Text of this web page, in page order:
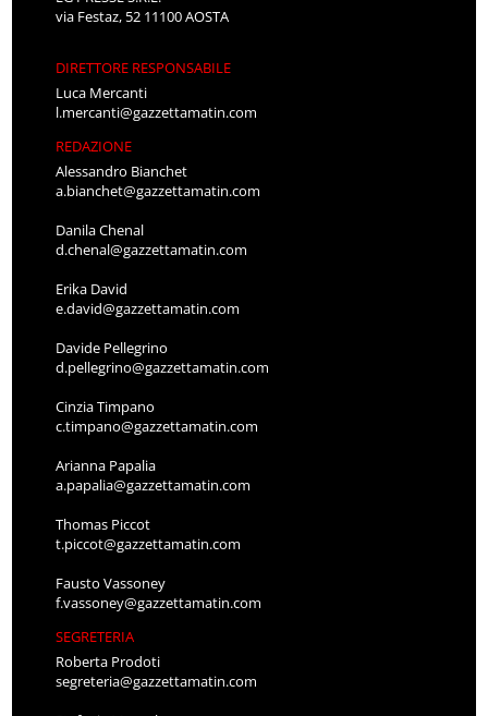
via Festaz, 52 11100 AOSTA
DIRETTORE RESPONSABILE
Luca Mercanti
l.mercanti@gazzettamatin.com
REDAZIONE
Alessandro Bianchet
a.bianchet@gazzettamatin.com
Danila Chenal
d.chenal@gazzettamatin.com
Erika David
e.david@gazzettamatin.com
Davide Pellegrino
d.pellegrino@gazzettamatin.com
Cinzia Timpano
c.timpano@gazzettamatin.com
Arianna Papalia
a.papalia@gazzettamatin.com
Thomas Piccot
t.piccot@gazzettamatin.com
Fausto Vassoney
f.vassoney@gazzettamatin.com
SEGRETERIA
Roberta Prodoti
segreteria@gazzettamatin.com